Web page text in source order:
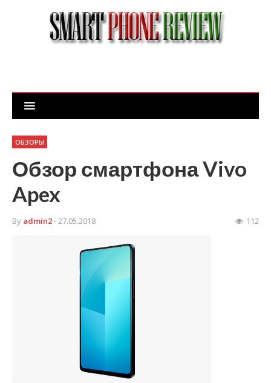
ОБЗОРЫ
Обзор смартфона Vivo
Apex
By admin2- 27.05.2018 112